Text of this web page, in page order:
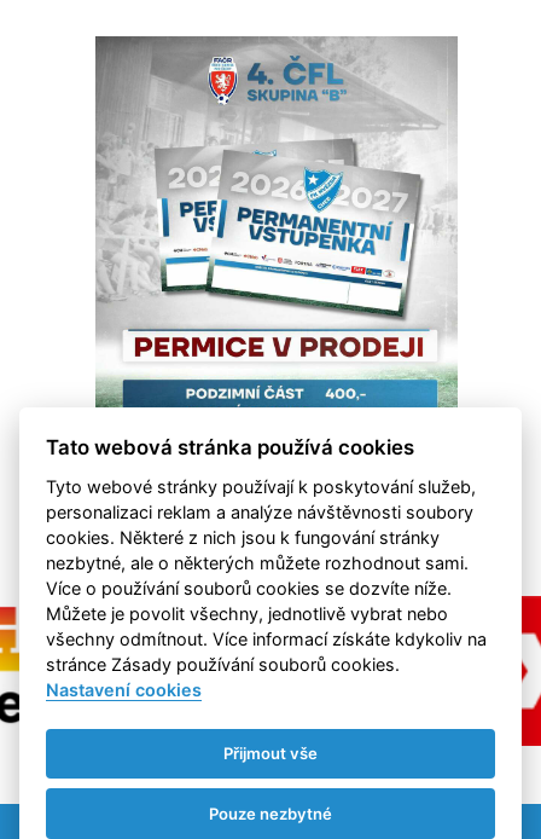
Tato webová stránka používá cookies
Tyto webové stránky používají k poskytování služeb,
personalizaci reklam a analýze návštěvnosti soubory
cookies. Některé z nich jsou k fungování stránky
nezbytné, ale o některých můžete rozhodnout sami.
Více o používání souborů cookies se dozvíte níže.
Můžete je povolit všechny, jednotlivě vybrat nebo
všechny odmítnout. Více informací získáte kdykoliv na
stránce Zásady používání souborů cookies.
Nastavení cookies
Přijmout vše
Pouze nezbytné